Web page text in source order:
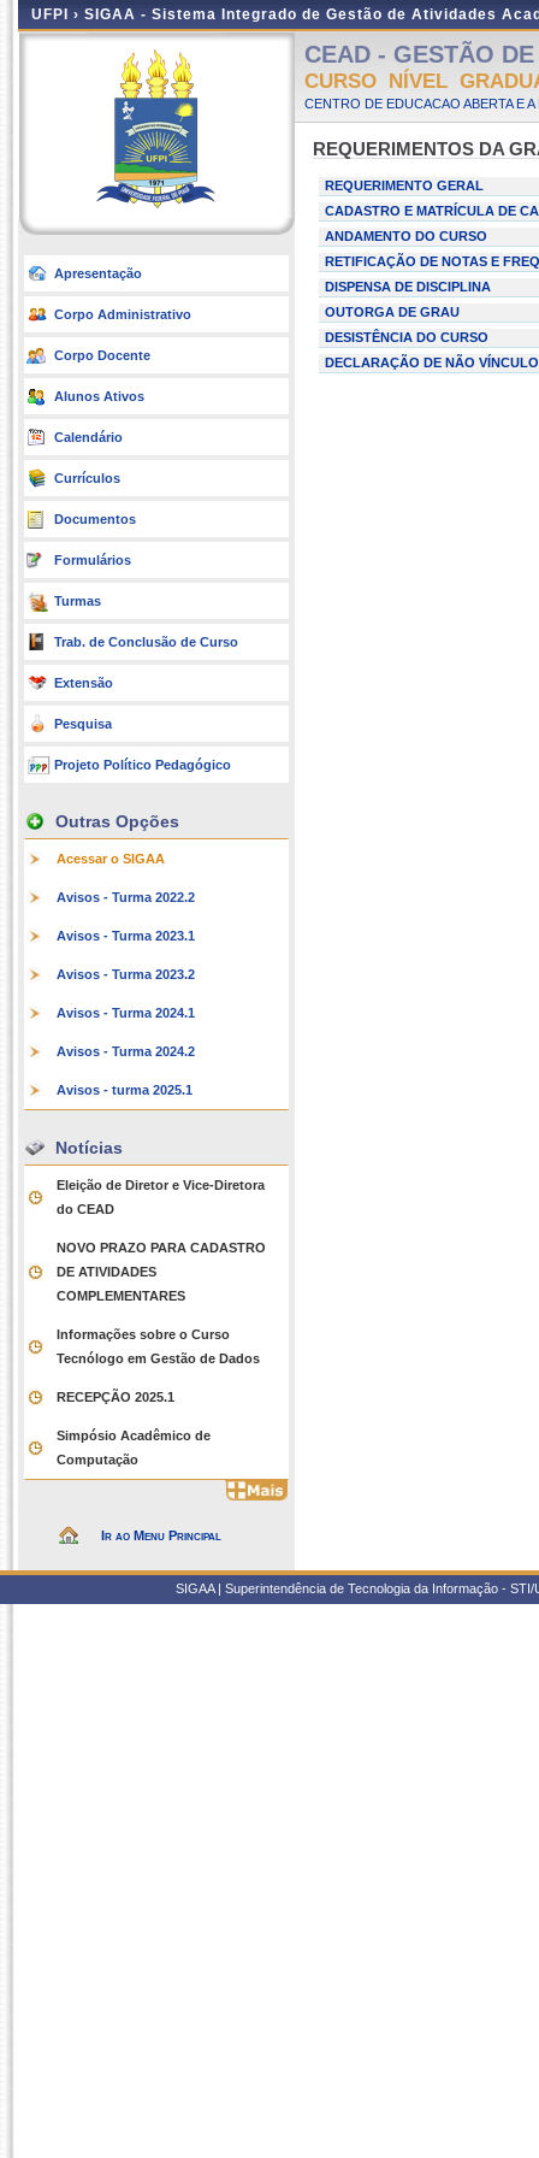
UFPI › SIGAA - Sistema Integrado de Gestão de Atividades
Apresentação
Corpo Administrativo
Corpo Docente
Alunos Ativos
Calendário
Currículos
Documentos
Formulários
Turmas
Trab. de Conclusão de Curso
Extensão
Pesquisa
Projeto Político Pedagógico
Outras Opções
Acessar o SIGAA
Avisos - Turma 2022.2
Avisos - Turma 2023.1
Avisos - Turma 2023.2
Avisos - Turma 2024.1
Avisos - Turma 2024.2
Avisos - turma 2025.1
Notícias
Eleição de Diretor e Vice-Diretora
do CEAD
NOVO PRAZO PARA CADASTRO
DE ATIVIDADES
COMPLEMENTARES
Informações sobre o Curso
Tecnólogo em Gestão de Dados
RECEPÇÃO 2025.1
Simpósio Acadêmico de
Computação
Ir ao Menu Principal
CEAD - GESTÃO
CURSO NÍVEL
CENTRO DE EDUCACAO ABERTA E
REQUERIMENTOS DA
REQUERIMENTO GERAL
CADASTRO E MATRÍCULA DE
ANDAMENTO DO CURSO
RETIFICAÇÃO DE NOTAS E
DISPENSA DE DISCIPLINA
OUTORGA DE GRAU
DESISTÊNCIA DO CURSO
DECLARAÇÃO DE NÃO VÍNCULO
SIGAA | Superintendência de Tecnologia da Informação -